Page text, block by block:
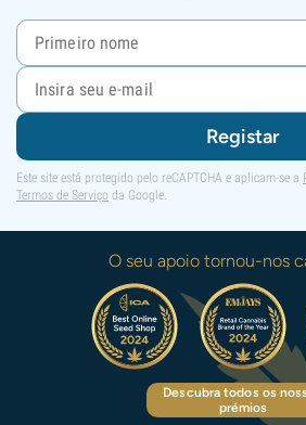
Registar
Este site está protegido pelo reCAPTCHA e aplicam-se a
Termos de Serviço da Google.
O seu apoio tornou-nos
Descubra todos os
prémios